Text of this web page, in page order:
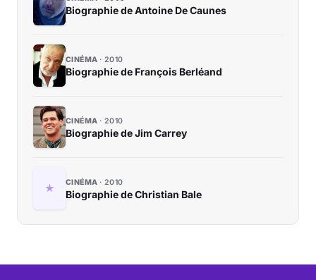
Biographie de Antoine De Caunes
CINÉMA 2010
Biographie de François Berléand
CINÉMA 2010
Biographie de Jim Carrey
CINÉMA 2010
Biographie de Christian Bale